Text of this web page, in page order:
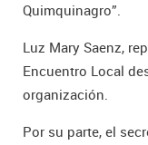
Quimquinagro”.
Luz Mary Saenz,
Encuentro Local
organización.
Por su parte, el